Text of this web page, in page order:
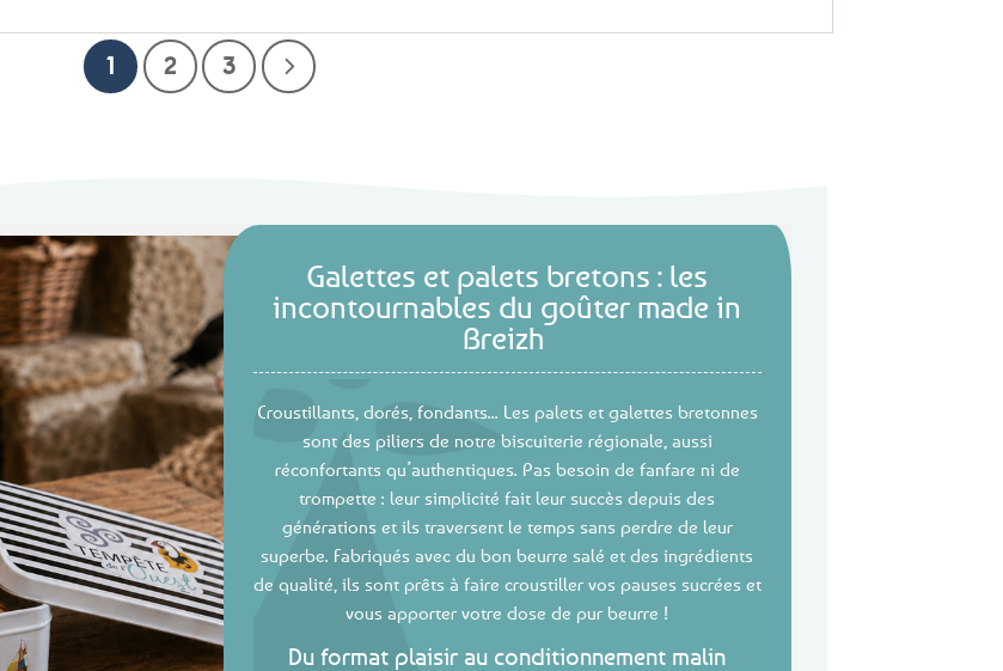
1 2 3
Galettes et palets bretons : les
incontournables du goûter made in
Breizh
Croustillants, dorés, fondants... Les palets et galettes bretonnes
sont des piliers de notre biscuiterie régionale, aussi
réconfortants qu’authentiques. Pas besoin de fanfare ni de
trompette : leur simplicité fait leur succès depuis des
générations et ils traversent le temps sans perdre de leur
superbe. Fabriqués avec du bon beurre salé et des ingrédients
de qualité, ils sont prêts à faire croustiller vos pauses sucrées et
vous apporter votre dose de pur beurre !
Du format plaisir au conditionnement malin